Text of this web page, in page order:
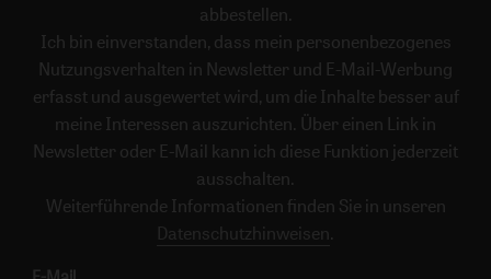
abbestellen.
Ich bin einverstanden, dass mein personenbezogenes
Nutzungsverhalten in Newsletter und E-Mail-Werbung
erfasst und ausgewertet wird, um die Inhalte besser auf
meine Interessen auszurichten. Über einen Link in
Newsletter oder E-Mail kann ich diese Funktion jederzeit
ausschalten.
Weiterführende Informationen finden Sie in unseren
Datenschutzhinweisen .